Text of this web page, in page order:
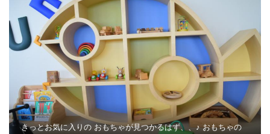
きっとお気に入りの おもちゃが見つかるはず、、♪ おもちゃの